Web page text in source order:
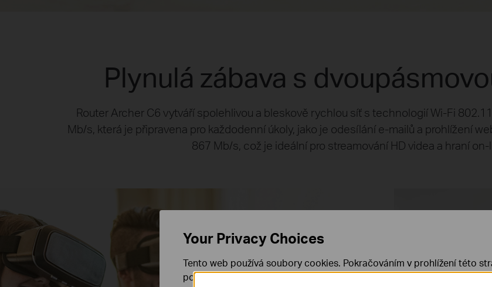
Plynulá zábava s
Router Archer C6 vytváří spolehlivou a bleskově rychlou síť s technologií Wi-Fi
Mb/s, která je připravena pro každodenní úkoly, jako je odesílání e-mailů a prohlížení
867 Mb/s, což je ideální pro streamování HD videa a hraní
Your Privacy Choices
Tento web používá soubory cookies. Pokračováním v prohlížení této
používáním našich cookies.Již nezobrazovatZjistit více.